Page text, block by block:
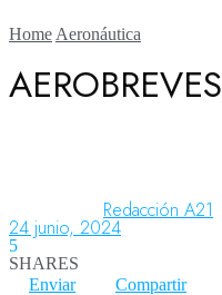
Aeronáutica
Aeropuertos
Home Aeronáutica
AEROBREVES
Redacción A21
24 junio, 2024
5
SHARES
Enviar
Compartir